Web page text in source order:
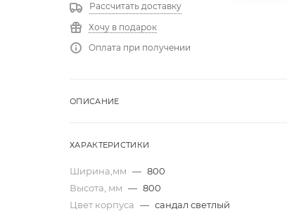
Рассчитать доставку
Хочу в подарок
Оплата при получении
ОПИСАНИЕ
ХАРАКТЕРИСТИКИ
Ширина,мм — 800
Высота, мм — 800
Цвет корпуса — сандал светлый